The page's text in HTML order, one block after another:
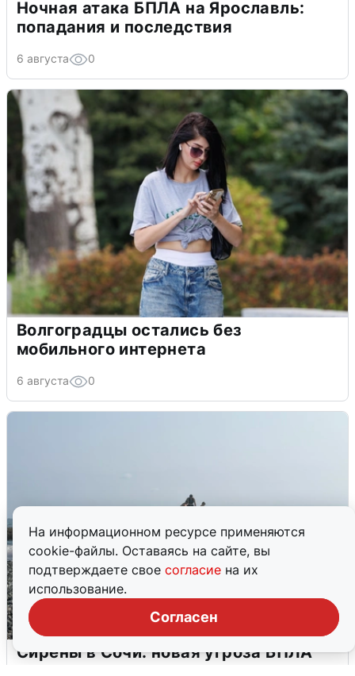
На информационном ресурсе применяются
cookie-файлы. Оставаясь на сайте, вы
подтверждаете свое согласие на их
использование.
Согласен
Ночная атака БПЛА на Ярославль:
попадания и последствия
6 августа 0
Волгоградцы остались без
мобильного интернета
6 августа 0
Сирены в Сочи: новая угроза БПЛА